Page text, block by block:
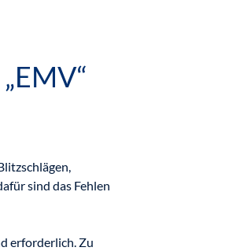
sind das Fehlen
erforderlich. Zu